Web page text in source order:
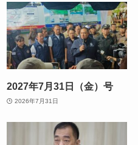
2027年7月31日（金）号
2026年7月31日